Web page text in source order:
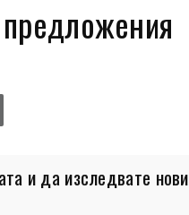
и да изследвате нови